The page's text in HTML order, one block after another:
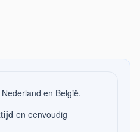
en België.
en eenvoudig